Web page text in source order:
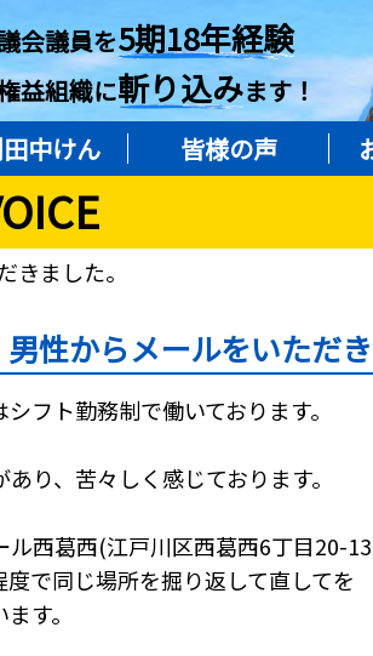
会議員を5期18年経験
益組織に斬り込みます！
中けん 皆様の声
ました。
性からメールをいただき
フト勤務制で働いております。
り、苦々しく感じております。
西葛西(江戸川区西葛西6丁目20-13)
で同じ場所を掘り返して直してを
す。